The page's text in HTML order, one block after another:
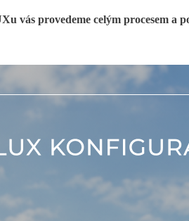
vás provedeme celým procesem a